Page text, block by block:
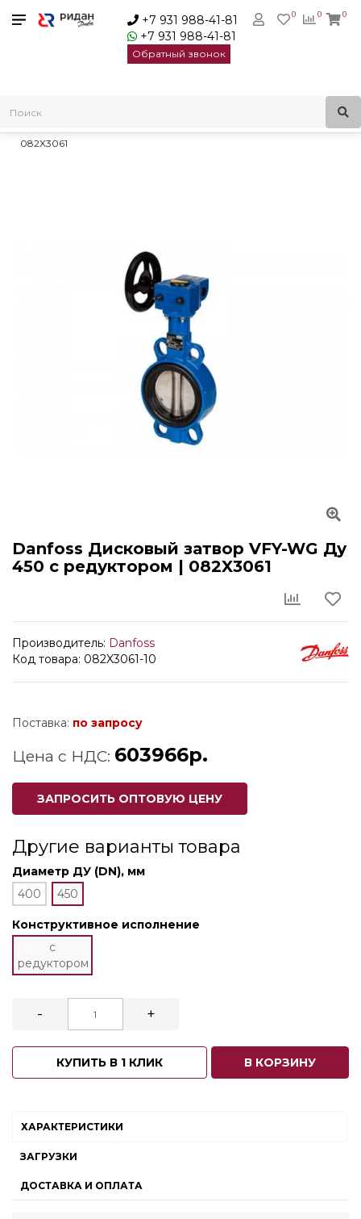
+7 931 988-41-81
+7 931 988-41-81
Обратный звонок
0
0 0
Трубопроводная арматура
082X3061
Danfoss Дисковый затвор VFY-WG Ду
450 с редуктором | 082X3061
Производитель: Danfoss
Код товара: 082X3061-10
Поставка: по запросу
Цена с НДС: 603966р.
ЗАПРОСИТЬ ОПТОВУЮ ЦЕНУ
Другие варианты товара
Диаметр ДУ (DN), мм
400
450
Конструктивное исполнение
с
редуктором
- +
КУПИТЬ В 1 КЛИК В КОРЗИНУ
ХАРАКТЕРИСТИКИ
ЗАГРУЗКИ
ДОСТАВКА И ОПЛАТА